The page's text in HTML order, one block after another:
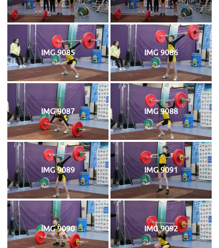
IMG 9085 IMG 9086
IMG 9087 IMG 9088
IMG 9089 IMG 9091
IMG 9090 IMG 9092